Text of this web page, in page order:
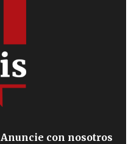
Anuncie con nosotros